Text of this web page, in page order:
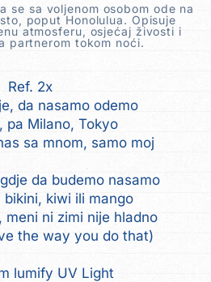
se sa voljenom osobom ode na
poput Honolulua. Opisuje
atmosferu, osjećaj živosti i
partnerom tokom noći.
Ref. 2x
da nasamo odemo
pa Milano, Tokyo
sa mnom, samo moj
da budemo nasamo
bikini, kiwi ili mango
meni ni zimi nije hladno
the way you do that)
lumify UV Light